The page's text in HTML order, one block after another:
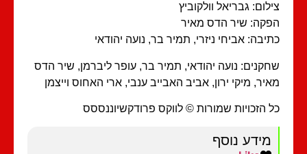
גבריאל וולקוביץ
שיר הדס מאיר
אביחי ניזרי, תמיר בר, נועה יהודאי
נועה יהודאי, תמיר בר, עופר ליברמן, שיר הדס
מיקי ירון, אביב האבייב ענבי, ארי האחוס וייצמן
הזכויות שמורות © לווקס פרודקשיוננססס
מידע נוסף